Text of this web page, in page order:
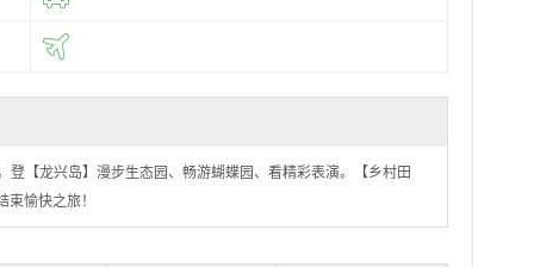
【龙兴岛】漫步生态园、畅游蝴蝶园、看精彩表演。【乡村田
愉快之旅！